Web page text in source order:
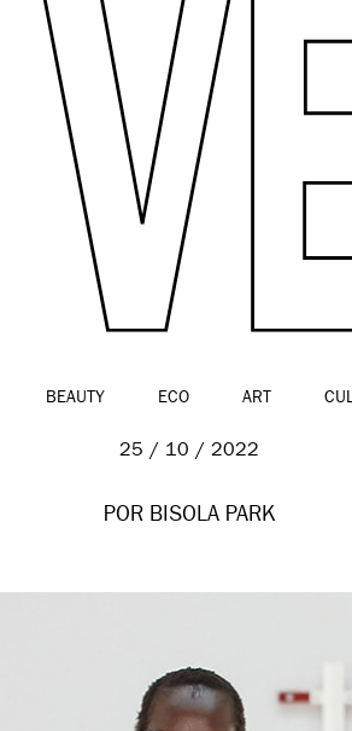
BEAUTY ECO ART
25 / 10 / 2022
POR BISOLA PARK